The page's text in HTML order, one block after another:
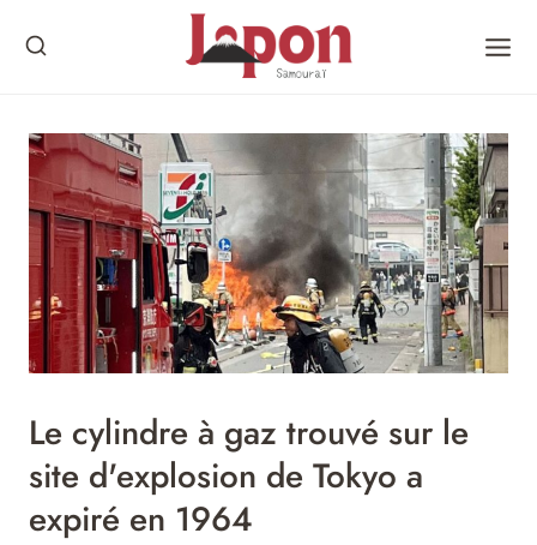
Le cylindre à gaz trouvé sur le
site d'explosion de Tokyo a
expiré en 1964